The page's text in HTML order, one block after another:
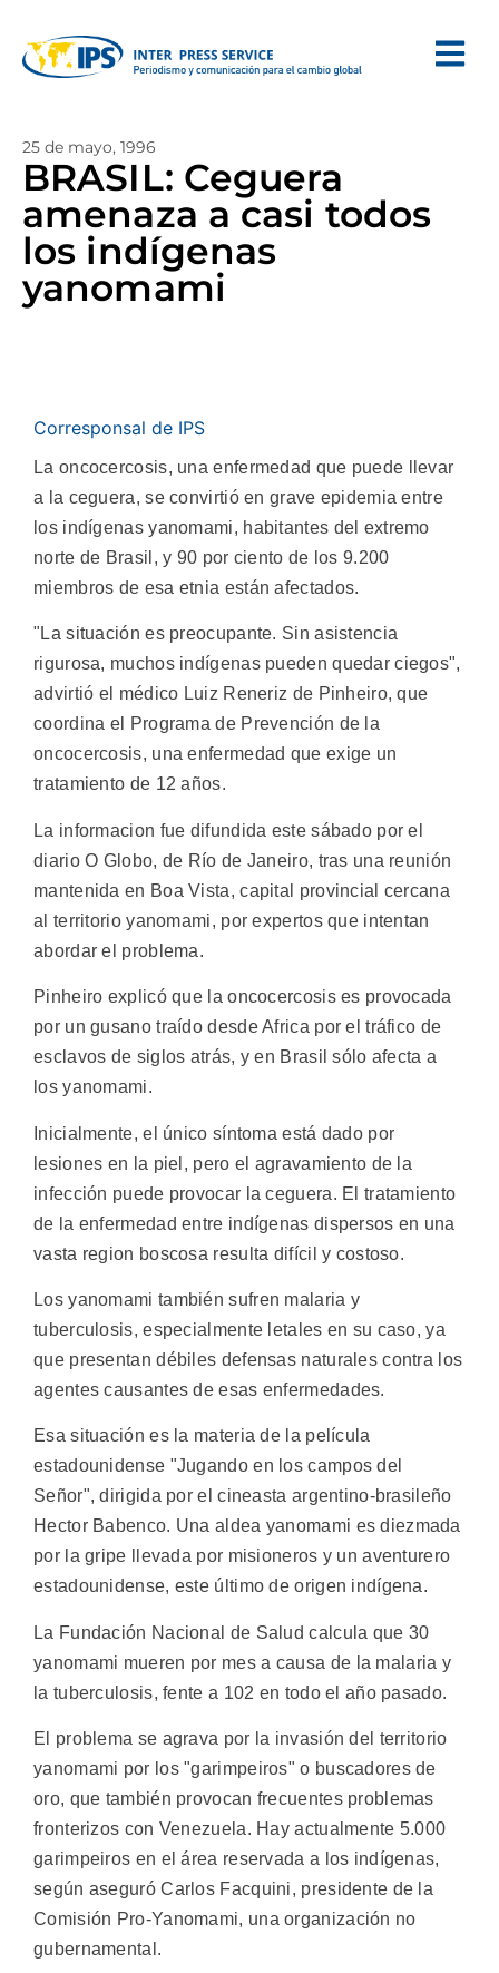
25 de mayo, 1996
BRASIL: Ceguera
amenaza a casi todos
los indígenas
yanomami
Corresponsal de IPS
La oncocercosis, una enfermedad que puede llevar
a la ceguera, se convirtió en grave epidemia entre
los indígenas yanomami, habitantes del extremo
norte de Brasil, y 90 por ciento de los 9.200
miembros de esa etnia están afectados.
"La situación es preocupante. Sin asistencia
rigurosa, muchos indígenas pueden quedar ciegos",
advirtió el médico Luiz Reneriz de Pinheiro, que
coordina el Programa de Prevención de la
oncocercosis, una enfermedad que exige un
tratamiento de 12 años.
La informacion fue difundida este sábado por el
diario O Globo, de Río de Janeiro, tras una reunión
mantenida en Boa Vista, capital provincial cercana
al territorio yanomami, por expertos que intentan
abordar el problema.
Pinheiro explicó que la oncocercosis es provocada
por un gusano traído desde Africa por el tráfico de
esclavos de siglos atrás, y en Brasil sólo afecta a
los yanomami.
Inicialmente, el único síntoma está dado por
lesiones en la piel, pero el agravamiento de la
infección puede provocar la ceguera. El tratamiento
de la enfermedad entre indígenas dispersos en una
vasta region boscosa resulta difícil y costoso.
Los yanomami también sufren malaria y
tuberculosis, especialmente letales en su caso, ya
que presentan débiles defensas naturales contra los
agentes causantes de esas enfermedades.
Esa situación es la materia de la película
estadounidense "Jugando en los campos del
Señor", dirigida por el cineasta argentino-brasileño
Hector Babenco. Una aldea yanomami es diezmada
por la gripe llevada por misioneros y un aventurero
estadounidense, este último de origen indígena.
La Fundación Nacional de Salud calcula que 30
yanomami mueren por mes a causa de la malaria y
la tuberculosis, fente a 102 en todo el año pasado.
El problema se agrava por la invasión del territorio
yanomami por los "garimpeiros" o buscadores de
oro, que también provocan frecuentes problemas
fronterizos con Venezuela. Hay actualmente 5.000
garimpeiros en el área reservada a los indígenas,
según aseguró Carlos Facquini, presidente de la
Comisión Pro-Yanomami, una organización no
gubernamental.